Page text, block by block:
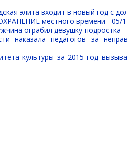
элита входит в новый год с
местного времени -05/
ограбил девушку-подростка
наказала педагогов за
культуры за 2015 год